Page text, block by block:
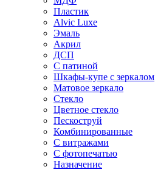
Пластик
Alvic Luxe
Эмаль
Акрил
ДСП
С патиной
Шкафы-купе с зеркалом
Матовое зеркало
Стекло
Цветное стекло
Пескоструй
Комбинированные
С витражами
С фотопечатью
Назначение